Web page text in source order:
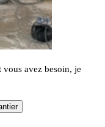
avez besoin, je